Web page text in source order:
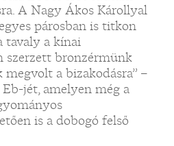
A Nagy Ákos Károllyal
párosban is titkon
tavaly a kínai
szerzett bronzérmünk
a bizakodásra” –
jét, amelyen még a
is a dobogó felső